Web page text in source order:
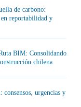
de carbono:
reportabilidad y
BIM: Consolidando
chilena
consensos, urgencias y